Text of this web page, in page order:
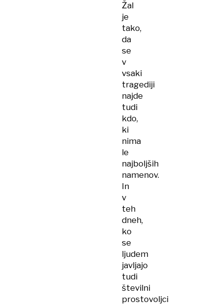
Žal
je
tako,
da
se
v
vsaki
tragediji
najde
tudi
kdo,
ki
nima
le
najboljših
namenov.
In
v
teh
dneh,
ko
se
ljudem
javljajo
tudi
številni
prostovoljci